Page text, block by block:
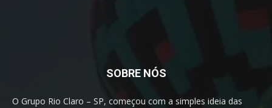
SOBRE NÓS
O Grupo Rio Claro – SP, começou com a simples ideia das